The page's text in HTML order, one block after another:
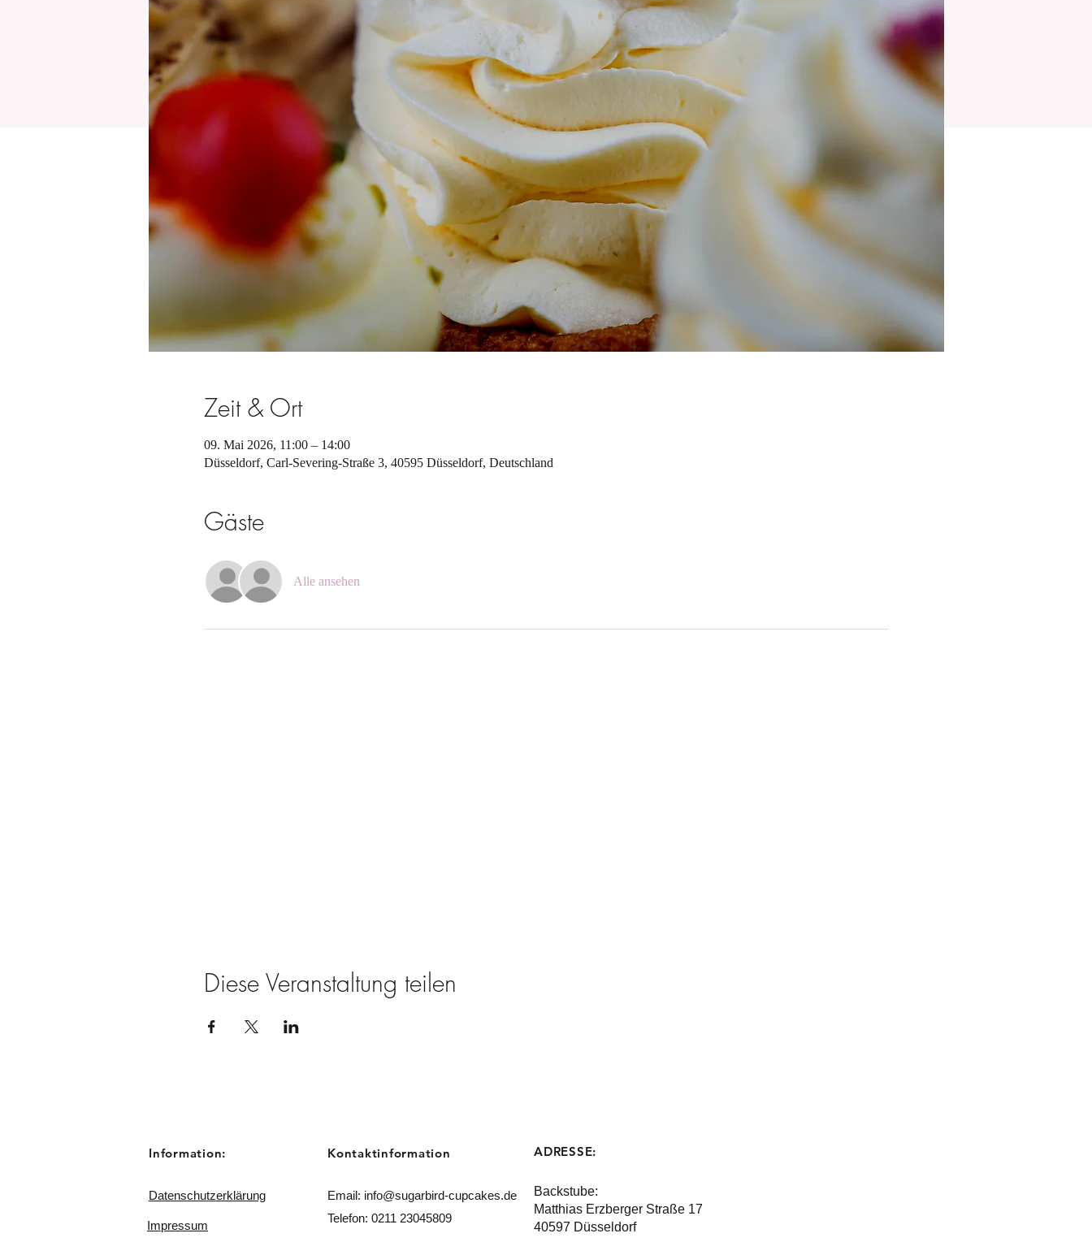
Zeit & Ort
09. Mai 2026, 11:00 – 14:00
Düsseldorf, Carl-Severing-Straße 3, 40595 Düsseldorf, Deutschland
Gäste
Alle ansehen
Diese Veranstaltung teilen
Information:
Datenschutzerklärung
Impressum
Kontaktinformation
Email: info@sugarbird-cupcakes.de
Telefon: 0211 23045809
ADRESSE:
Backstube:
Matthias Erzberger Straße 17
40597 Düsseldorf